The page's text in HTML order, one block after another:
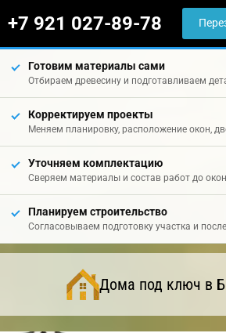
+7 921 027-89-78
Готовим материалы сами
Отбираем древесину и подготавливаем
Корректируем проекты
Меняем планировку, расположение окон,
Уточняем комплектацию
Сверяем материалы и состав работ до
Планируем строительство
Согласовываем подготовку участка и
Дома под ключ в